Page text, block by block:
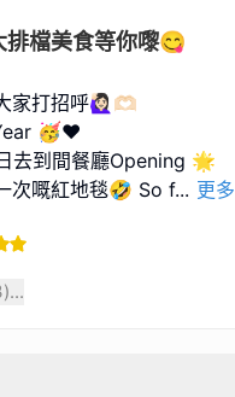
排檔美食等你嚟😋
打招呼🙋🏻‍♀️🫶🏻
🥳❤️
去到間餐廳Opening 🌟
次嘅紅地毯🤣 So f... 更多
)...